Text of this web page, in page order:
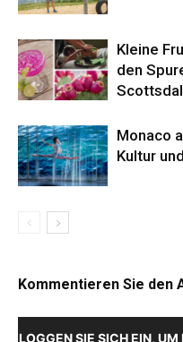
Kleine
den
Monaco
Kultur
Kommentieren Sie den
LOGGEN SIE SICH EIN,